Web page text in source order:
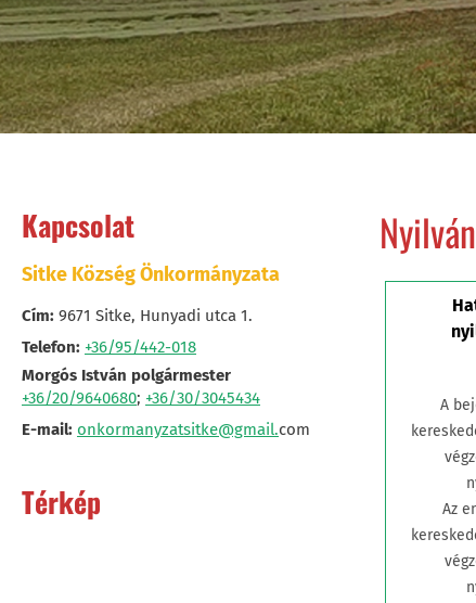
Kapcsolat
Sitke Község Önkormányzata
Cím: 9671 Sitke, Hunyadi utca 1.
Telefon: +36/95/442-018
Morgós István polgármester
+36/20/9640680; +36/30/3045434
E-mail: onkormanyzatsitke@gmail.com
Térkép
A
Az